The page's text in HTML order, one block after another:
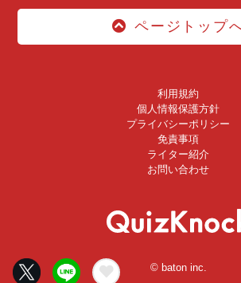
ページトップ
利用規約
個人情報保護方針
プライバシーポリシー
免責事項
ライター紹介
お問い合わせ
© baton inc.